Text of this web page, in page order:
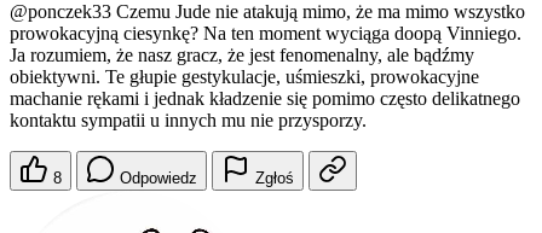
@ponczek33 Czemu Jude nie atakują mimo, że ma mimo wszystko
prowokacyjną ciesynkę? Na ten moment wyciąga doopą Vinniego.
Ja rozumiem, że nasz gracz, że jest fenomenalny, ale bądźmy
obiektywni. Te głupie gestykulacje, uśmieszki, prowokacyjne
machanie rękami i jednak kładzenie się pomimo często delikatnego
kontaktu sympatii u innych mu nie przysporzy.
8 Odpowiedz Zgłoś